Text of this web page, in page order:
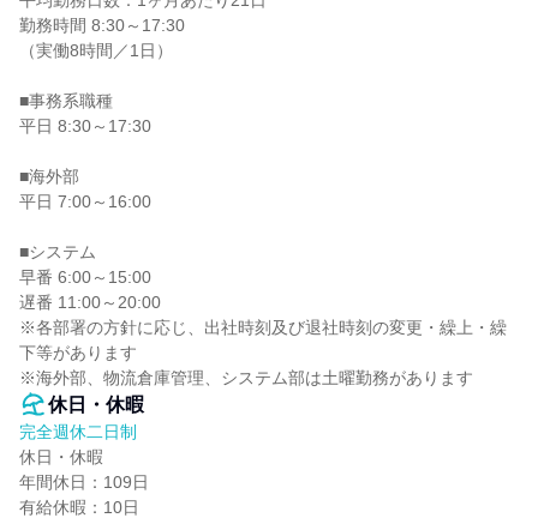
勤務時間 8:30～17:30
（実働8時間／1日）
■事務系職種
平日 8:30～17:30
■海外部
平日 7:00～16:00
■システム
早番 6:00～15:00
遅番 11:00～20:00
※各部署の方針に応じ、出社時刻及び退社時刻の変更・繰上・繰
下等があります
※海外部、物流倉庫管理、システム部は土曜勤務があります
休日・休暇
完全週休二日制
休日・休暇
年間休日：109日
有給休暇：10日